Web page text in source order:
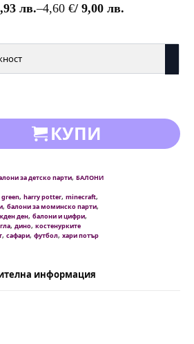
лв.–4,60 €/ 9,00 лв.
КУПИ
за детско парти, БАЛОНИ
green, harry potter, minecraft,
, балони за моминско парти,
ден, балони и цифри,
, дино, костенурките
, сафари, футбол, хари потър
информация